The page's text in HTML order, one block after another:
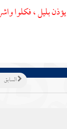
يؤذن بليل ، فكلوا
السابق